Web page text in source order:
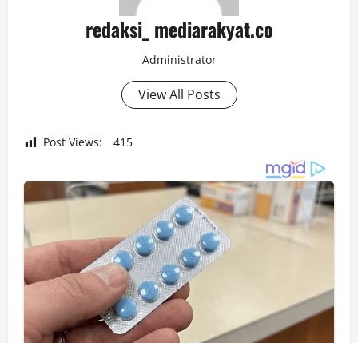
redaksi_ mediarakyat.co
Administrator
View All Posts
Post Views: 415